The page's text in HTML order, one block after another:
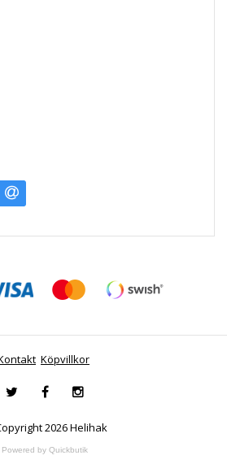
Köpvillkor
2026 Helihak
Powered by Quickbutik